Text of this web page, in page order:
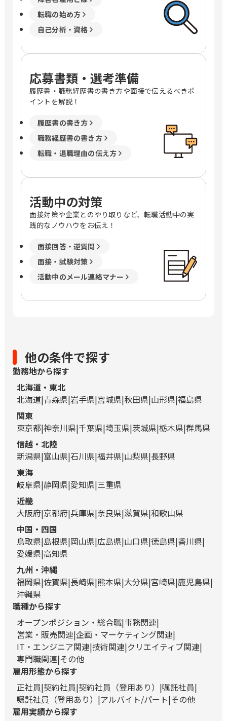
転職の始め方
自己分析・資格
応募書類・選考準備
履歴書・職務経歴書の書き方や面接で伝えるべきポ
イントを解説！
履歴書の書き方
職務経歴書の書き方
転職・退職理由の伝え方
活動中の対策
面接対策や企業とのやり取りなど、転職活動中の実
践的なノウハウをお伝え！
面接回答・逆質問
面接・試験対策
活動中のメール連絡マナー
他の条件で探す
勤務地から探す
北海道・東北
北海道 青森県 岩手県 宮城県 秋田県 山形県 福島県
関東
東京都 神奈川県 千葉県 埼玉県 茨城県 栃木県 群馬県
信越・北陸
新潟県 富山県 石川県 福井県 山梨県 長野県
東海
岐阜県 静岡県 愛知県 三重県
近畿
大阪府 京都府 兵庫県 奈良県 滋賀県 和歌山県
中国・四国
鳥取県 島根県 岡山県 広島県 山口県 徳島県 香川県
愛媛県 高知県
九州・沖縄
福岡県 佐賀県 長崎県 熊本県 大分県 宮崎県 鹿児島県
沖縄県
職種から探す
オープンポジション・総合職 事務関連
営業・販売関連 企画・マーケティング関連
IT・エンジニア関連 技術関連 クリエイティブ関連
専門職関連 その他
雇用形態から探す
正社員 契約社員 契約社員（登用あり）
嘱託社員
嘱託社員（登用あり）
アルバイト/パート その他
雇用実績から探す